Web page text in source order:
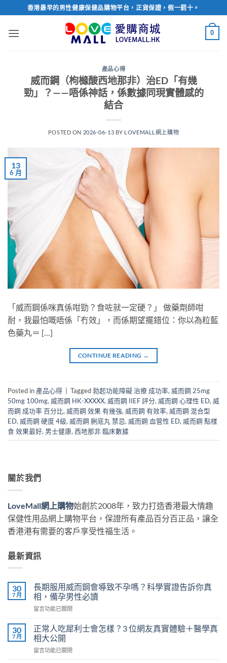
to
content
香港最早的男性健康保健品購物平台，正貨保證，假一罰十。
0
產品心得
威而鋼（枸櫞酸西地那非）治ED「有幾
勁」？——唔係神話，係數據同現實體感的
結合
POSTED ON 2026-06-13 BY LOVEMALL網上購物
13
6 月
「威而鋼係咪真係咁勁？食咗就一定硬？」 做藥劑師咁
耐，我最怕嘅唔係「冇效」，而係期望擺錯位：你以為粒藍
色藥丸＝ […]
CONTINUE READING →
Posted in 產品心得 Tagged勃起功能障礙 治療 成功率, 威而鋼 25mg
50mg 100mg, 威而鋼 HK-XXXXX, 威而鋼 IIEF 評分, 威而鋼 心理性 ED, 威
而鋼 成功率 百分比, 威而鋼 效果 有幾強, 威而鋼 有效率, 威而鋼 混合型
ED, 威而鋼 硬度 4級, 威而鋼 脷底丸 禁忌, 威而鋼 血管性 ED, 威而鋼 點樣
食 效果最好, 男士健康, 西地那非 臨床數據
關於我們
LoveMall網上購物始創於2008年，致力打造香港最大情趣
保健性用品網上購物平台，保證所有產品百分百正品，讓全
香港港有需要的客戶享受性福生活。
最新資訊
30
7 月
長期服用威而鋼會導致不孕嗎？科學實證告訴你真
相，備孕男性必讀
在
期
服
用
威
留言功能已關閉
30
7 月
正常人吃犀利士會怎樣？3 位網友真實體驗＋醫學真
相大公開
在
留言功能已關閉